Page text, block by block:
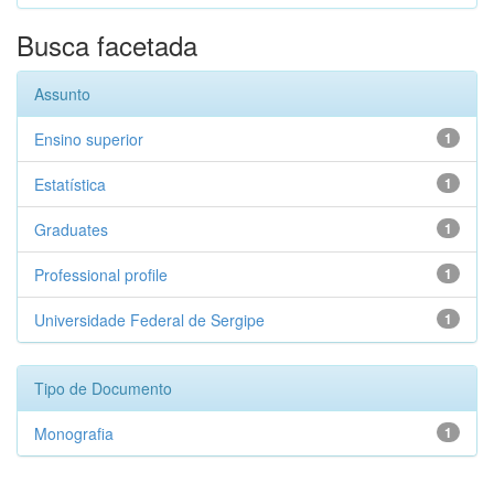
Busca facetada
Assunto
1
Ensino superior
1
Estatística
1
Graduates
1
Professional profile
1
Universidade Federal de Sergipe
Tipo de Documento
1
Monografia